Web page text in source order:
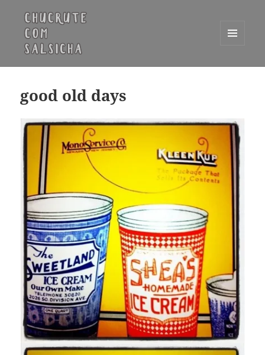
WIDGETS
good old days